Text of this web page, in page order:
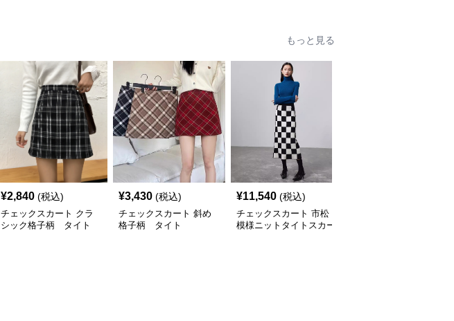
もっと見る
¥2,840 (税込)
チェックスカート クラ
シック格子柄 タイト
¥3,430 (税込)
チェックスカート 斜め
格子柄 タイト
¥11,540 (税込)
チェックスカート 市松
模様ニットタイトスカー